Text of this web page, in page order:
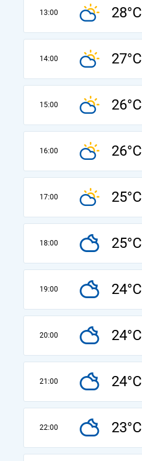
13:00 28°C
14:00 27°C
15:00 26°C
16:00 26°C
17:00 25°C
18:00 25°C
19:00 24°C
20:00 24°C
21:00 24°C
22:00 23°C